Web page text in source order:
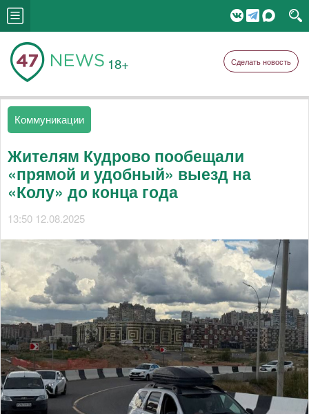
18+ Сделать новость
Коммуникации
Жителям Кудрово пообещали
«прямой и удобный» выезд на
«Колу» до конца года
13:50 12.08.2025